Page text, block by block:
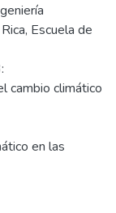
Escuela de
cambio climático
en las